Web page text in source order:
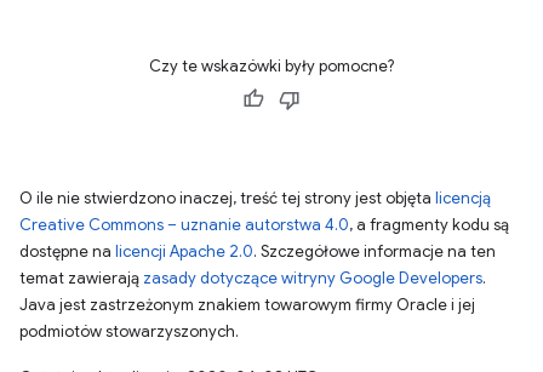
Czy te wskazówki były pomocne?
O ile nie stwierdzono inaczej, treść tej strony jest objęta licencją
Creative Commons – uznanie autorstwa 4.0, a fragmenty kodu są
dostępne na licencji Apache 2.0. Szczegółowe informacje na ten
temat zawierają zasady dotyczące witryny Google Developers.
Java jest zastrzeżonym znakiem towarowym firmy Oracle i jej
podmiotów stowarzyszonych.